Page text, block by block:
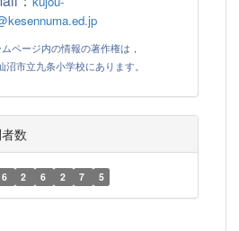
ページ内の情報の著作権は，
沼市立九条小学校にあります。
数
6 2 6 2 7 5